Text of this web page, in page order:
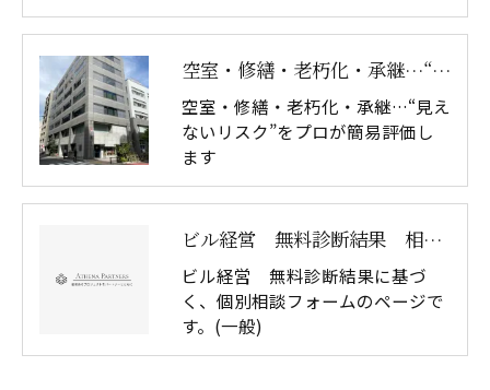
空室・修繕・老朽化・承継…“見えないリスク”をプロが簡易評価します（一般）
空室・修繕・老朽化・承継…“見え
ないリスク”をプロが簡易評価し
ます
ビル経営 無料診断結果 相談フォーム(一般)
ビル経営 無料診断結果に基づ
く、個別相談フォームのページで
す。(一般)